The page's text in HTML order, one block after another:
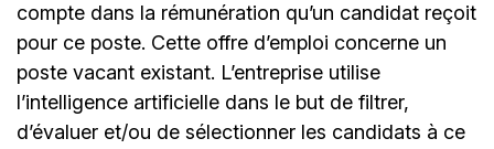
compte dans la rémunération qu’un candidat reçoit
pour ce poste. Cette offre d’emploi concerne un
poste vacant existant. L’entreprise utilise
l’intelligence artificielle dans le but de filtrer,
d’évaluer et/ou de sélectionner les candidats à ce